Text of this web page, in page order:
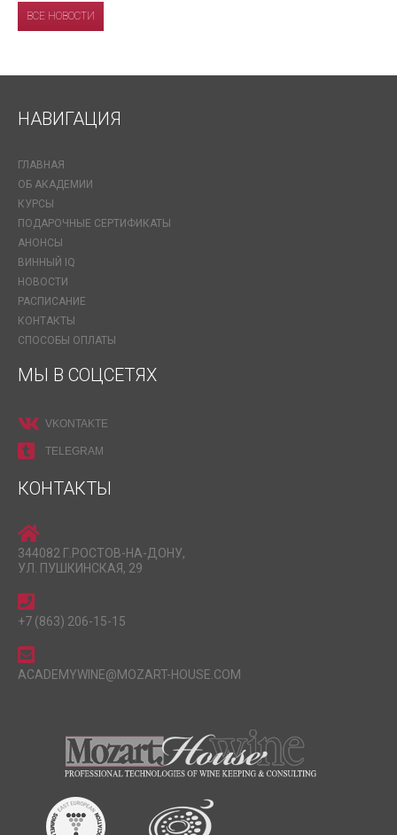
ВСЕ НОВОСТИ
НАВИГАЦИЯ
ГЛАВНАЯ
ОБ АКАДЕМИИ
КУРСЫ
ПОДАРОЧНЫЕ СЕРТИФИКАТЫ
АНОНСЫ
ВИННЫЙ IQ
НОВОСТИ
РАСПИСАНИЕ
КОНТАКТЫ
СПОСОБЫ ОПЛАТЫ
МЫ В СОЦСЕТЯХ
VKONTAKTE
TELEGRAM
КОНТАКТЫ
344082 Г.РОСТОВ-НА-ДОНУ,
УЛ. ПУШКИНСКАЯ, 29
+7 (863) 206-15-15
ACADEMYWINE@MOZART-HOUSE.COM